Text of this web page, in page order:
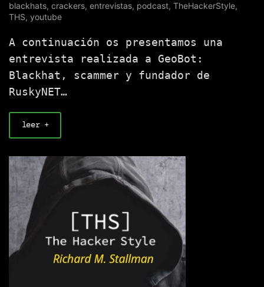
blackhats, crackers, entrevistas, podcast, TheHackerStyle,
THS, youtube
A continuación os presentamos una
entrevista realizada a GeoBot:
Blackhat, scammer y fundador de
RuskyNET…
leer +